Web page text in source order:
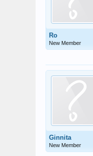
Ro
New Member
Ginnita
New Member